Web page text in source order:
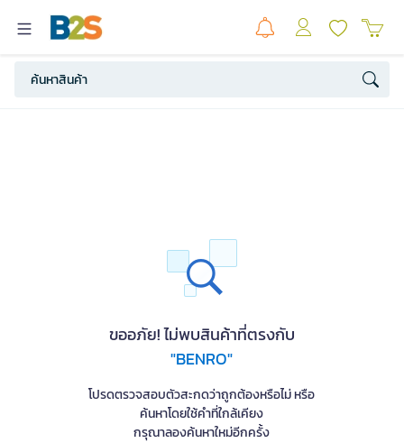
ขออภัย! ไม่พบสินค้าที่ตรงกับ
"BENRO"
โปรดตรวจสอบตัวสะกดว่าถูกต้องหรือไม่ หรือ
ค้นหาโดยใช้คำที่ใกล้เคียง
กรุณาลองค้นหาใหม่อีกครั้ง